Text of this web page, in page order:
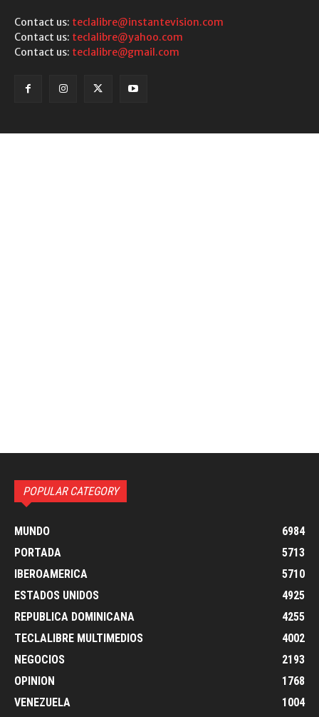
Contact us: teclalibre@instantevision.com
Contact us: teclalibre@yahoo.com
Contact us: teclalibre@gmail.com
POPULAR CATEGORY
MUNDO
6984
PORTADA
5713
IBEROAMERICA
5710
ESTADOS UNIDOS
4925
REPUBLICA DOMINICANA
4255
TECLALIBRE MULTIMEDIOS
4002
NEGOCIOS
2193
OPINION
1768
VENEZUELA
1004